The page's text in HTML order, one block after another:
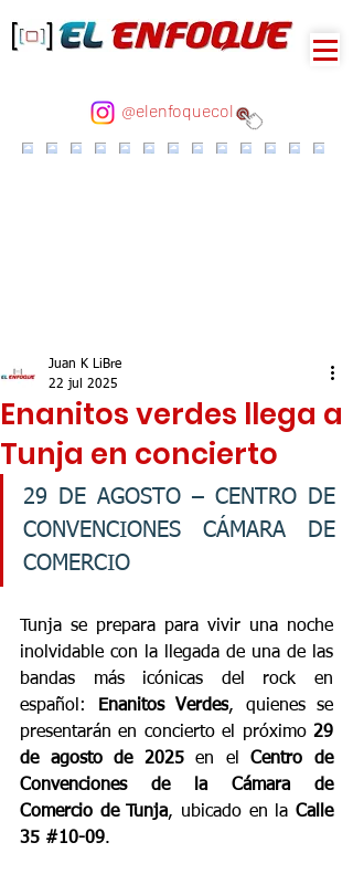
@elenfoquecol
Enanitos verdes llega a
Tunja en concierto
Juan K LiBre
22 jul 2025
29 DE AGOSTO – CENTRO DE
CONVENCIONES CÁMARA DE
COMERCIO
Tunja se prepara para vivir una noche
inolvidable con la llegada de una de las
bandas más icónicas del rock en
español:
Enanitos Verdes, quienes se
presentarán en concierto el próximo 29
de agosto de 2025 en el Centro de
Convenciones de la Cámara de
Comercio de Tunja, ubicado en la Calle
35 #10-09.